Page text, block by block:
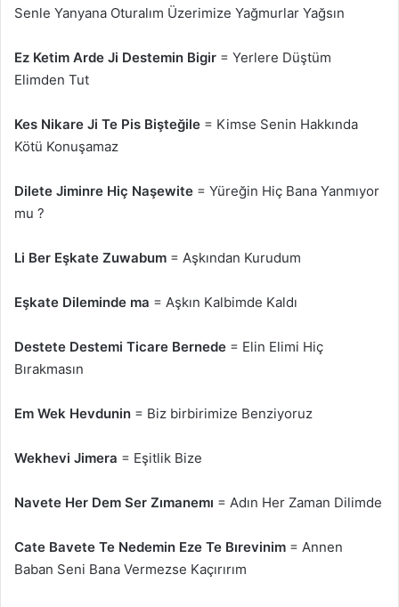
Senle Yanyana Oturalım Üzerimize Yağmurlar Yağsın
Ez Ketim Arde Ji Destemin Bigir = Yerlere Düştüm
Elimden Tut
Kes Nikare Ji Te Pis Bişteğile = Kimse Senin Hakkında
Kötü Konuşamaz
Dilete Jiminre Hiç Naşewite = Yüreğin Hiç Bana Yanmıyor
mu ?
Li Ber Eşkate Zuwabum = Aşkından Kurudum
Eşkate Dileminde ma = Aşkın Kalbimde Kaldı
Destete Destemi Ticare Bernede = Elin Elimi Hiç
Bırakmasın
Em Wek Hevdunin = Biz birbirimize Benziyoruz
Wekhevi Jimera = Eşitlik Bize
Navete Her Dem Ser Zımanemı = Adın Her Zaman Dilimde
Cate Bavete Te Nedemin Eze Te Bırevinim = Annen
Baban Seni Bana Vermezse Kaçırırım